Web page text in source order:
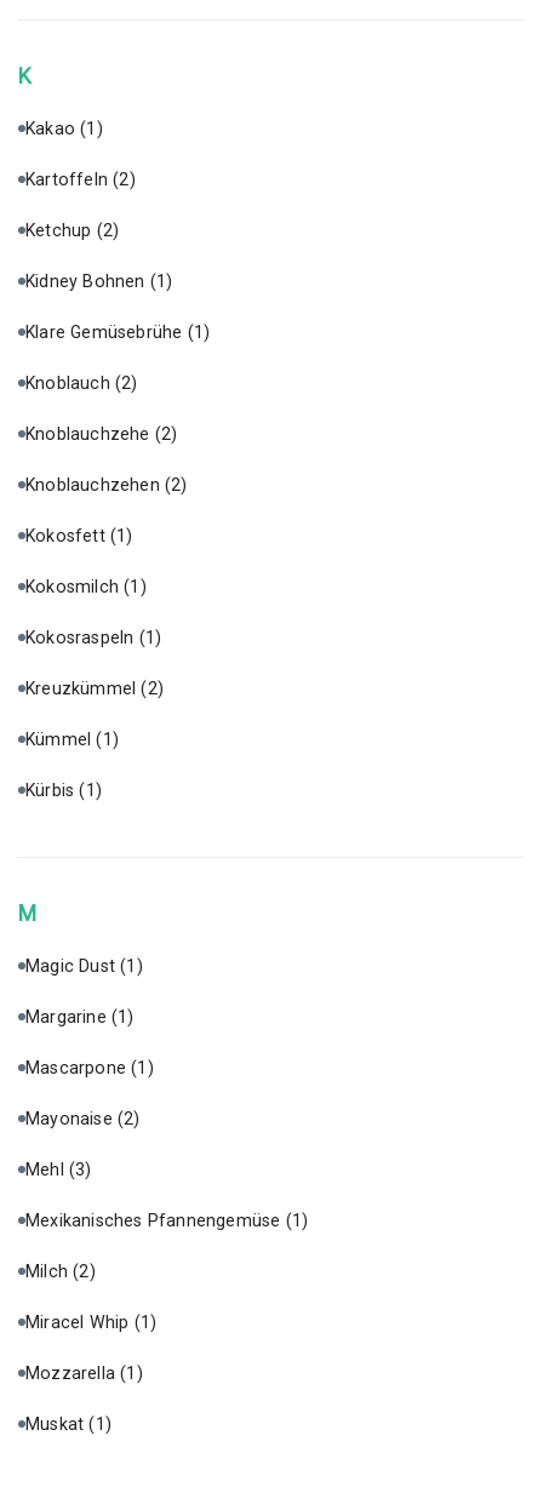
K
Kakao(1)
Kartoffeln(2)
Ketchup (2)
Kidney Bohnen (1)
Klare Gemüsebrühe (1)
Knoblauch (2)
Knoblauchzehe (2)
Knoblauchzehen (2)
Kokosfett (1)
Kokosmilch(1)
Kokosraspeln (1)
Kreuzkümmel(2)
Kümmel(1)
Kürbis(1)
M
Magic Dust(1)
Margarine (1)
Mascarpone(1)
Mayonaise (2)
Mehl (3)
Mexikanisches Pfannengemüse (1)
Milch(2)
Miracel Whip (1)
Mozzarella(1)
Muskat(1)